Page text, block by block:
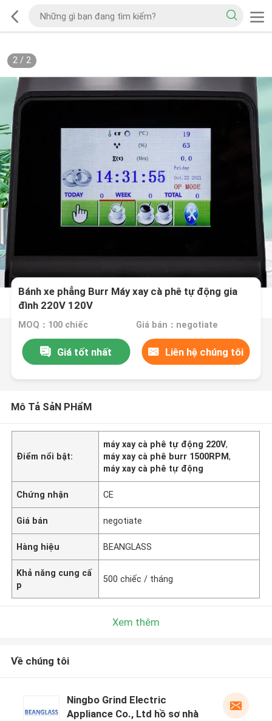
2/ 2
Bánh xe phẳng Burr Máy xay cà phê tự động gia
đình 220V 120V
MOQ：100 chiếc Giá bán：negotiate
Giá tốt nhất Liên hệ chúng tôi
Mô Tả SảN PHẩM
Điểm nổi bật:
máy xay cà phê tự động 220V,
máy xay cà phê burr 1500RPM,
máy xay cà phê tự động
Chứng nhận CE
Giá bán negotiate
Hàng hiệu BEANGLASS
Khả năng cung cấ
p
500 chiếc / tháng
Xem thêm
Về chúng tôi
Ningbo Grind Electric
Appliance Co., Ltd hồ sơ nhà